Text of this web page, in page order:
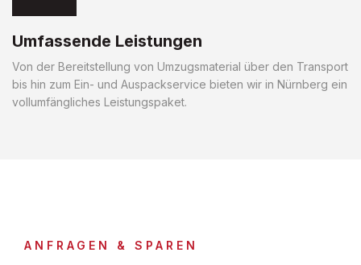
Umfassende Leistungen
Von der Bereitstellung von Umzugsmaterial über den Transport
bis hin zum Ein- und Auspackservice bieten wir in Nürnberg ein
vollumfängliches Leistungspaket.
ANFRAGEN & SPAREN